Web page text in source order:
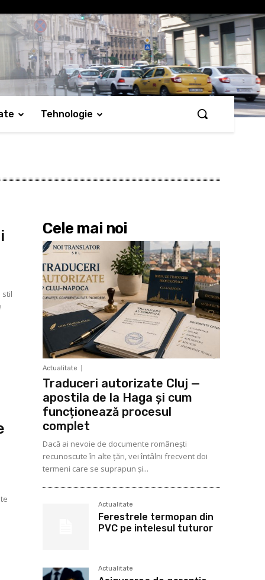
Tehnologie
stil
Cele mai noi
Actualitate
Traduceri autorizate Cluj —
apostila de la Haga și cum
funcționează procesul
complet
Dacă ai nevoie de documente românești
recunoscute în alte țări, vei întâlni frecvent doi
termeni care se suprapun și...
Actualitate
Ferestrele termopan din
PVC pe intelesul tuturor
Actualitate